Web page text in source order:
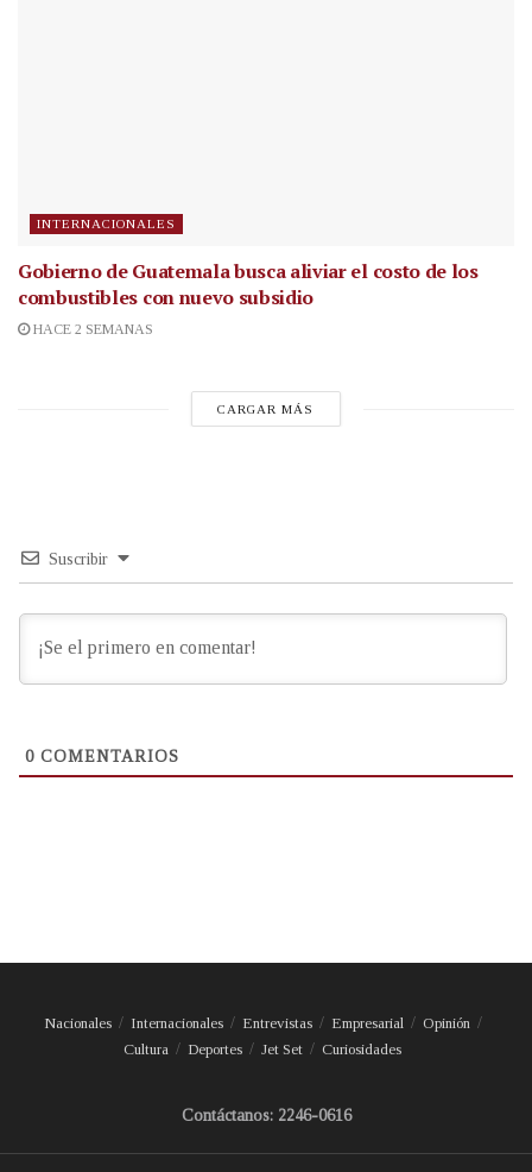
INTERNACIONALES
Gobierno de Guatemala busca aliviar el costo de los
combustibles con nuevo subsidio
HACE 2 SEMANAS
CARGAR MÁS
Suscribir
0 COMENTARIOS
Nacionales Internacionales Entrevistas Empresarial
Opinión
Cultura
Deportes Jet Set Curiosidades
Contáctanos: 2246-0616